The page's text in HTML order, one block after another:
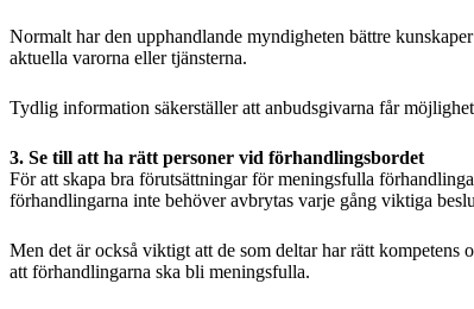
Normalt har den upphandlande myndigheten bättre
aktuella varorna eller tjänsterna.
Tydlig information säkerställer att anbudsgivarna får
3. Se till att ha rätt personer vid förhandlingsbordet
För att skapa bra förutsättningar för meningsfulla
förhandlingarna inte behöver avbrytas varje gång viktiga
Men det är också viktigt att de som deltar har rätt kompetens
att förhandlingarna ska bli meningsfulla.